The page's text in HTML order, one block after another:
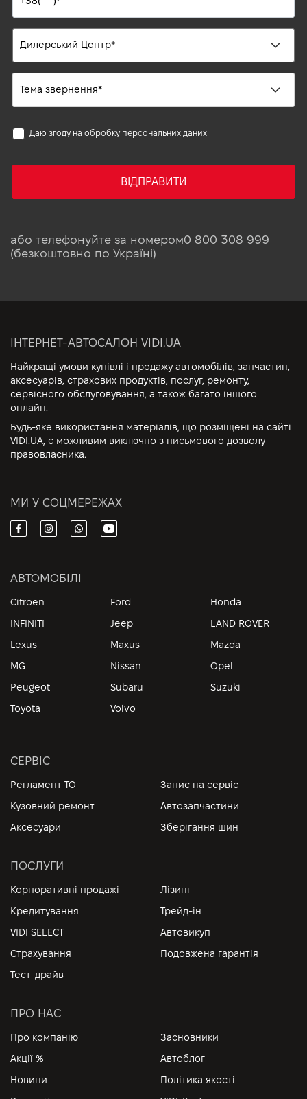
Даю згоду на обробку персональних даних
ВІДПРАВИТИ
або телефонуйте за номером0 800 308 999
(безкоштовно по Україні)
ІНТЕРНЕТ-АВТОСАЛОН VIDI.UA
Найкращі умови купівлі і продажу автомобілів, запчастин,
аксесуарів, страхових продуктів, послуг, ремонту,
сервісного обслуговування, а також багато іншого
онлайн.
Будь-яке використання матеріалів, що розміщені на сайті
VIDI.UA, є можливим виключно з письмового дозволу
правовласника.
МИ У СОЦМЕРЕЖАХ
АВТОМОБІЛІ
Citroen Ford
Honda
INFINITI
Jeep
LAND ROVER
Lexus
Maxus
Mazda
MG
Nissan
Opel
Peugeot
Subaru
Suzuki
Toyota
Volvo
СЕРВІС
Регламент ТО
Запис на сервіс
Кузовний ремонт
Автозапчастини
Аксесуари
Зберігання шин
ПОСЛУГИ
Корпоративні продажі
Лізинг
Кредитування
Трейд-ін
VIDI SELECT
Автовикуп
Страхування
Подовжена гарантія
Тест-драйв
ПРО НАС
Про компанію
Засновники
Акції %
Автоблог
Новини
Політика якості